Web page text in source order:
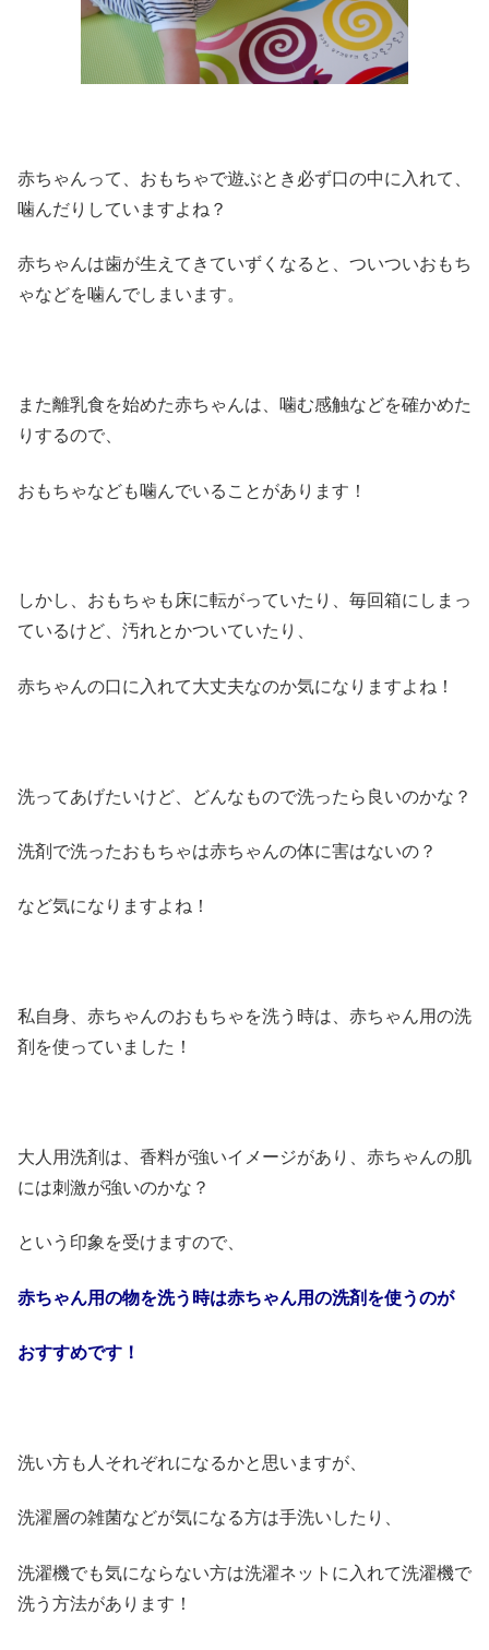
赤ちゃんって、おもちゃで遊ぶとき必ず口の中に入れて、
噛んだりしていますよね？
赤ちゃんは歯が生えてきていずくなると、ついついおもち
ゃなどを噛んでしまいます。
また離乳食を始めた赤ちゃんは、噛む感触などを確かめた
りするので、
おもちゃなども噛んでいることがあります！
しかし、おもちゃも床に転がっていたり、毎回箱にしまっ
ているけど、汚れとかついていたり、
赤ちゃんの口に入れて大丈夫なのか気になりますよね！
洗ってあげたいけど、どんなもので洗ったら良いのかな？
洗剤で洗ったおもちゃは赤ちゃんの体に害はないの？
など気になりますよね！
私自身、赤ちゃんのおもちゃを洗う時は、赤ちゃん用の洗
剤を使っていました！
大人用洗剤は、香料が強いイメージがあり、赤ちゃんの肌
には刺激が強いのかな？
という印象を受けますので、
赤ちゃん用の物を洗う時は赤ちゃん用の洗剤を使うのが
おすすめです！
洗い方も人それぞれになるかと思いますが、
洗濯層の雑菌などが気になる方は手洗いしたり、
洗濯機でも気にならない方は洗濯ネットに入れて洗濯機で
洗う方法があります！